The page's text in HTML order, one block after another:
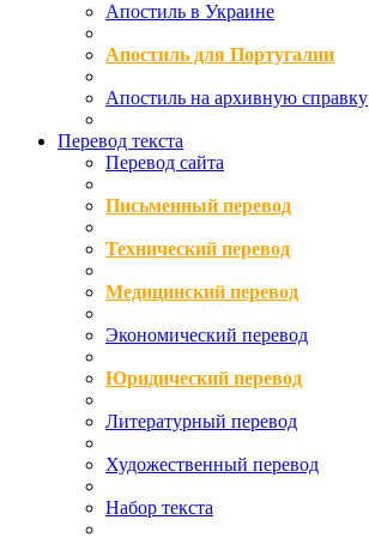
Апостиль в Украине
Апостиль для Португалии
Апостиль на архивную справку
Перевод текста
Перевод сайта
Письменный перевод
Технический перевод
Медицинский перевод
Экономический перевод
Юридический перевод
Литературный перевод
Художественный перевод
Набор текста